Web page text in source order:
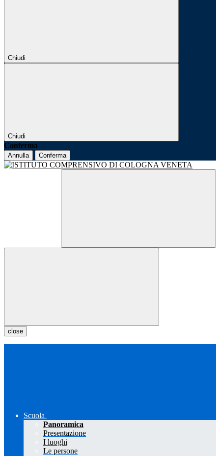
Chiudi
Chiudi
Conferma
Annulla Conferma
close
Scuola
Panoramica
Presentazione
I luoghi
Le persone